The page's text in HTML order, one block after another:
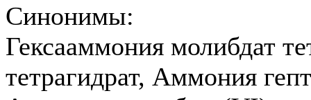
Синонимы:
Гексааммония молибдат
тетрагидрат, Аммония